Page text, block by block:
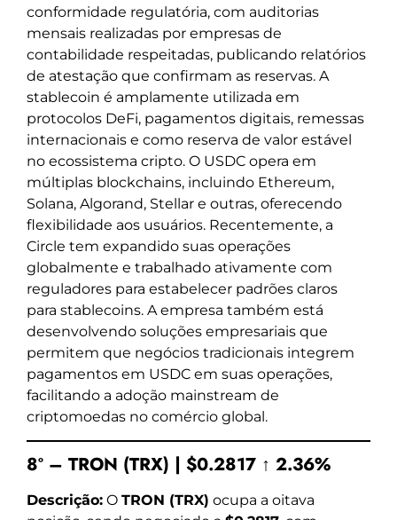
conformidade regulatória, com auditorias
mensais realizadas por empresas de
contabilidade respeitadas, publicando relatórios
de atestação que confirmam as reservas. A
stablecoin é amplamente utilizada em
protocolos DeFi, pagamentos digitais, remessas
internacionais e como reserva de valor estável
no ecossistema cripto. O USDC opera em
múltiplas blockchains, incluindo Ethereum,
Solana, Algorand, Stellar e outras, oferecendo
flexibilidade aos usuários. Recentemente, a
Circle tem expandido suas operações
globalmente e trabalhado ativamente com
reguladores para estabelecer padrões claros
para stablecoins. A empresa também está
desenvolvendo soluções empresariais que
permitem que negócios tradicionais integrem
pagamentos em USDC em suas operações,
facilitando a adoção mainstream de
criptomoedas no comércio global.
8º – TRON (TRX) | $0.2817 ↑ 2.36%
Descrição: O TRON (TRX) ocupa a oitava